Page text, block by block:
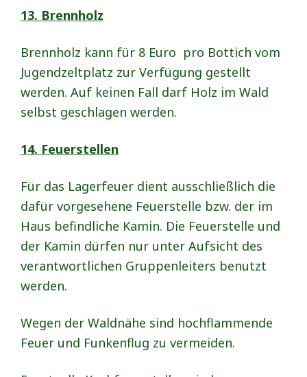
13. Brennholz
Brennholz kann für 8 Euro pro Bottich vom
Jugendzeltplatz zur Verfügung gestellt
werden. Auf keinen Fall darf Holz im Wald
selbst geschlagen werden.
14. Feuerstellen
Für das Lagerfeuer dient ausschließlich die
dafür vorgesehene Feuerstelle bzw. der im
Haus befindliche Kamin. Die Feuerstelle und
der Kamin dürfen nur unter Aufsicht des
verantwortlichen Gruppenleiters benutzt
werden.
Wegen der Waldnähe sind hochflammende
Feuer und Funkenflug zu vermeiden.